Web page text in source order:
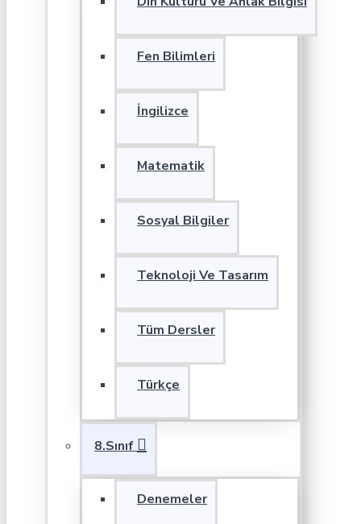
Fen Bilimleri
İngilizce
Matematik
Sosyal Bilgiler
Teknoloji Ve Tasarım
Tüm Dersler
Türkçe
8.Sınıf
Denemeler